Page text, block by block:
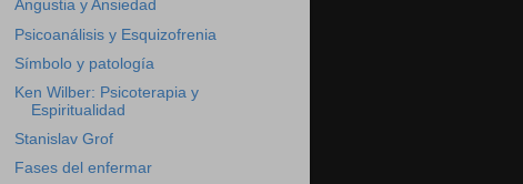
Angustia y Ansiedad
Psicoanálisis y Esquizofrenia
Símbolo y patología
Ken Wilber: Psicoterapia y
Espiritualidad
Stanislav Grof
Fases del enfermar